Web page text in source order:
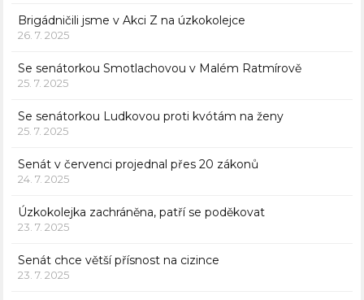
Brigádničili jsme v Akci Z na úzkokolejce
26. 7. 2025
Se senátorkou Smotlachovou v Malém Ratmírově
25. 7. 2025
Se senátorkou Ludkovou proti kvótám na ženy
25. 7. 2025
Senát v červenci projednal přes 20 zákonů
24. 7. 2025
Úzkokolejka zachráněna, patří se poděkovat
23. 7. 2025
Senát chce větší přísnost na cizince
23. 7. 2025